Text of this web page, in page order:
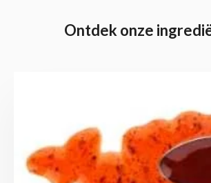
Ontdek onze